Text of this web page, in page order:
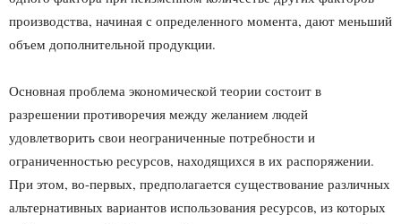
производства, начиная с определенного момента, дают меньший
объем дополнительной продукции.
Основная проблема экономической теории состоит в
разрешении противоречия между желанием людей
удовлетворить свои неограниченные потребности и
ограниченностью ресурсов, находящихся в их распоряжении.
При этом, во-первых, предполагается существование различных
альтернативных вариантов использования ресурсов, из которых